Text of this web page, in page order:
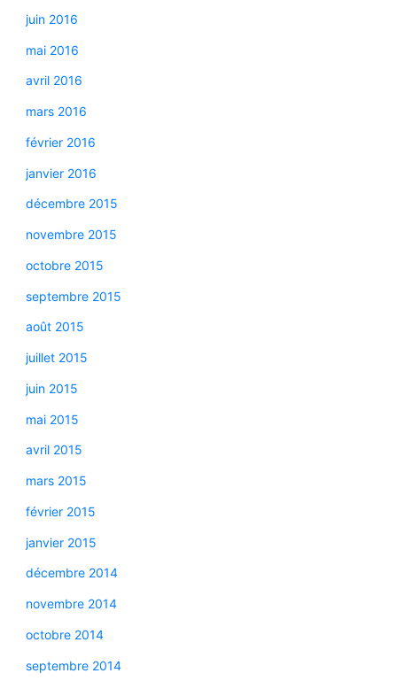
juin 2016
mai 2016
avril 2016
mars 2016
février 2016
janvier 2016
décembre 2015
novembre 2015
octobre 2015
septembre 2015
août 2015
juillet 2015
juin 2015
mai 2015
avril 2015
mars 2015
février 2015
janvier 2015
décembre 2014
novembre 2014
octobre 2014
septembre 2014